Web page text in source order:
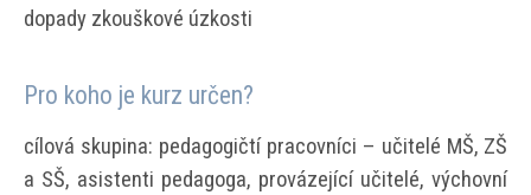
dopady zkouškové úzkosti
Pro koho je kurz určen?
cílová skupina: pedagogičtí pracovníci – učitelé MŠ, ZŠ
a SŠ, asistenti pedagoga, provázející učitelé, výchovní